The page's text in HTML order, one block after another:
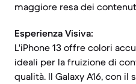
maggiore resa dei
Esperienza Visiva:
L'iPhone 13 offre colori
ideali per la fruizione di
qualità. Il Galaxy A16, con